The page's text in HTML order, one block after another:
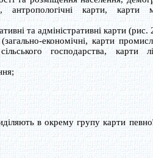
антропологічні карти, карти
та адміністративні карти (рис.
економічні, карти
господарства, карти
в окрему групу карти